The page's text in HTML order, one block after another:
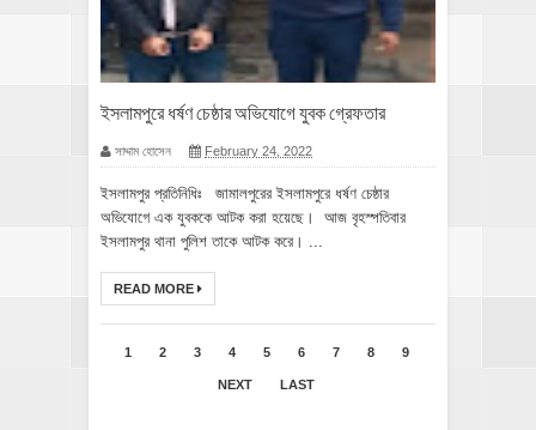
ইসলামপুরে ধর্ষণ চেষ্ঠার অভিযোগে যুবক গ্রেফতার
সাদ্দাম হোসেন February 24, 2022
ইসলামপুর প্রতিনিধিঃ জামালপুরের ইসলামপুরে ধর্ষণ চেষ্ঠার
অভিযোগে এক যুবককে আটক করা হয়েছে। আজ বৃহস্পতিবার
ইসলামপুর থানা পুলিশ তাকে আটক করে। ...
READ MORE
1 2 3 4 5 6 7 8 9
NEXT LAST